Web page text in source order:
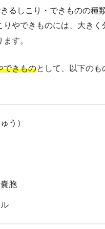
るしこり・できものの種
りやできものには、大きく
す。
できものとして、以下のも
う）
胞